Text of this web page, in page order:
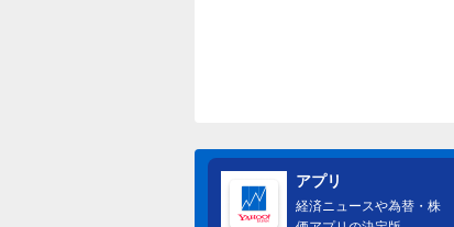
アプリ
経済ニュースや為替・株